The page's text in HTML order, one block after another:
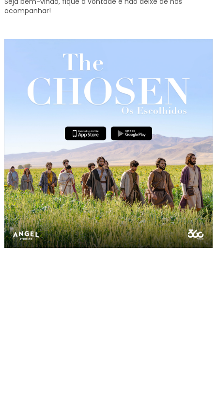
acompanhar!